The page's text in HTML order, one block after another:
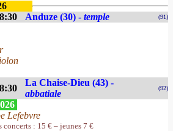
Anduze (30) - temple (91)
La Chaise-Dieu (43) -
abbatiale
(92)
Lefebvre
concerts : 15 € – jeunes 7 €